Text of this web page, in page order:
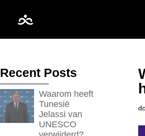
Recent Posts
Waarom heeft
Tunesië
Jelassi van
UNESCO